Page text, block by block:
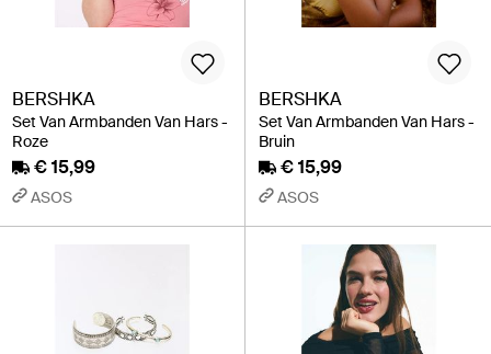
BERSHKA
Set Van Armbanden Van Hars -
Roze
€ 15,99
ASOS
BERSHKA
Set Van Armbanden Van Hars -
Bruin
€ 15,99
ASOS